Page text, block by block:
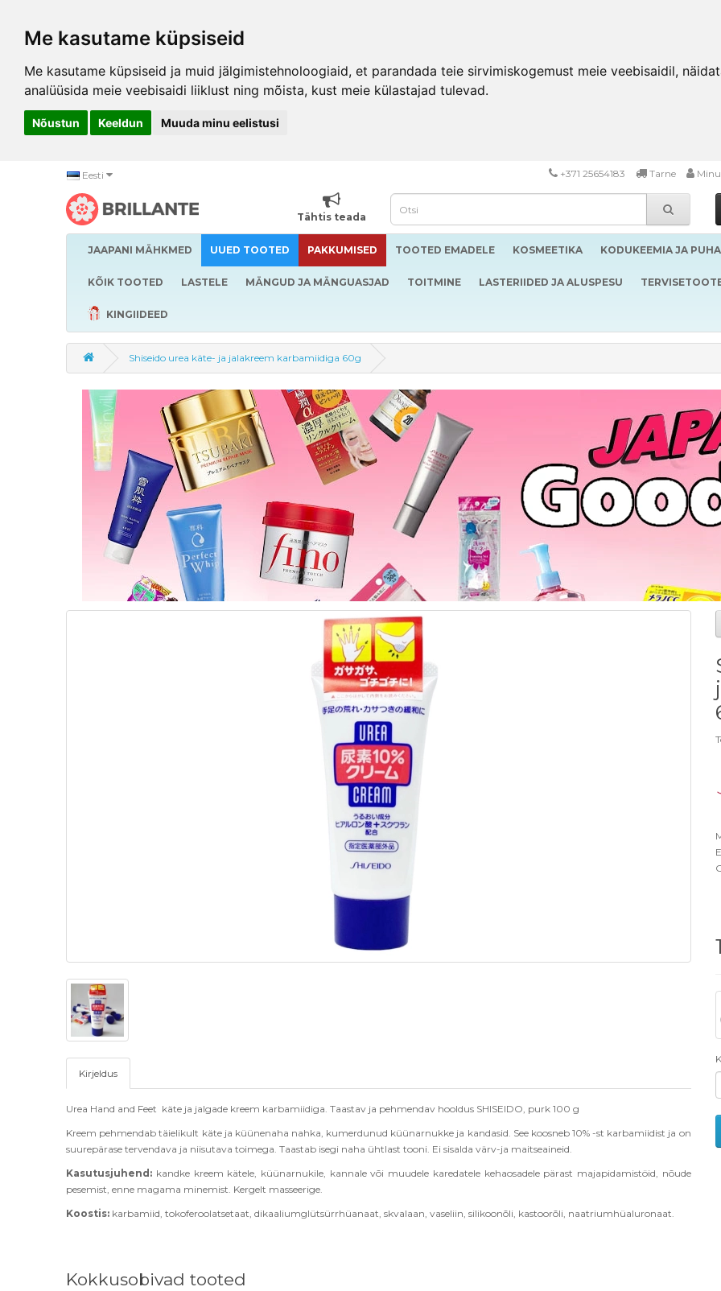
Me kasutame küpsiseid
Me kasutame küpsiseid ja muid jälgimistehnoloogiaid, et parandada teie sirvimiskogemust meie veebisaidil,
analüüsida meie veebisaidi liiklust ning mõista, kust meie külastajad tulevad.
Nõustun Keeldun Muuda minu eelistusi
Eesti +371 25654183 Tarne
Tähtis teada
JAAPANI MÄHKMED UUED TOOTED PAKKUMISED TOOTED EMADELE KOSMEETIKA KODUKEEMIA JA
KÕIK TOOTED LASTELE MÄNGUD JA MÄNGUASJAD TOITMINE LASTERIIDED JA ALUSPESU
KINGIIDEED
Shiseido urea käte- ja jalakreem karbamiidiga 60g
Kirjeldus
Urea Hand and Feet käte ja jalgade kreem karbamiidiga. Taastav ja pehmendav hooldus SHISEIDO, purk 100 g
Kreem pehmendab täielikult käte ja küünenaha nahka, kumerdunud küünarnukke ja kandasid. See koosneb 10% -st karbamiidist ja on
suurepärase tervendava ja niisutava toimega. Taastab isegi naha ühtlast tooni. Ei sisalda värv-ja maitseaineid.
Kasutusjuhend: kandke kreem kätele, küünarnukile, kannale või muudele karedatele kehaosadele pärast majapidamistöid, nõude
pesemist, enne magama minemist. Kergelt masseerige.
Koostis: karbamiid, tokoferoolatsetaat, dikaaliumglütsürrhüanaat, skvalaan, vaseliin, silikoonõli, kastoorõli, naatriumhüaluronaat.
Kokkusobivad tooted